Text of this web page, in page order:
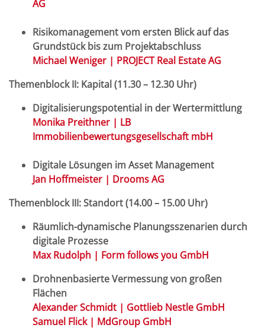
AG
Risikomanagement vom ersten Blick auf das
Grundstück bis zum Projektabschluss
Michael Weniger | PROJECT Real Estate AG
Themenblock II: Kapital (11.30 – 12.30 Uhr)
Digitalisierungspotential in der Wertermittlung
Monika Preithner | LB
Immobilienbewertungsgesellschaft mbH
Digitale Lösungen im Asset Management
Jan Hoffmeister | Drooms AG
Themenblock III: Standort (14.00 – 15.00 Uhr)
Räumlich-dynamische Planungsszenarien durch
digitale Prozesse
Max Rudolph | Form follows you GmbH
Drohnenbasierte Vermessung von großen
Flächen
Alexander Schmidt | Gottlieb Nestle GmbH
Samuel Flick | MdGroup GmbH